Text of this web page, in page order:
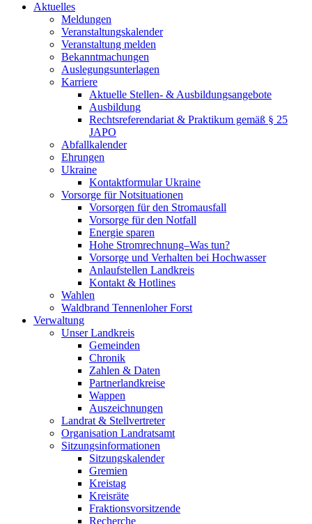
Aktuelles
Meldungen
Veranstaltungskalender
Veranstaltung melden
Bekanntmachungen
Auslegungsunterlagen
Karriere
Aktuelle Stellen- & Ausbildungsangebote
Ausbildung
Rechtsreferendariat & Praktikum gemäß § 25
JAPO
Abfallkalender
Ehrungen
Ukraine
Kontaktformular Ukraine
Vorsorge für Notsituationen
Vorsorgen für den Stromausfall
Vorsorge für den Notfall
Energie sparen
Hohe Stromrechnung–Was tun?
Vorsorge und Verhalten bei Hochwasser
Anlaufstellen Landkreis
Kontakt & Hotlines
Wahlen
Waldbrand Tennenloher Forst
Verwaltung
Unser Landkreis
Gemeinden
Chronik
Zahlen & Daten
Partnerlandkreise
Wappen
Auszeichnungen
Landrat & Stellvertreter
Organisation Landratsamt
Sitzungsinformationen
Sitzungskalender
Gremien
Kreistag
Kreisräte
Fraktionsvorsitzende
Recherche